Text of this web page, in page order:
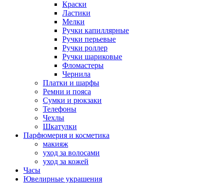
Краски
Ластики
Мелки
Ручки капиллярные
Ручки перьевые
Ручки роллер
Ручки шариковые
Фломастеры
Чернила
Платки и шарфы
Ремни и пояса
Сумки и рюкзаки
Телефоны
Чехлы
Шкатулки
Парфюмерия и косметика
макияж
уход за волосами
уход за кожей
Часы
Ювелирные украшения